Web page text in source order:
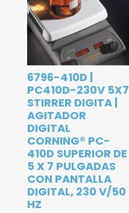
6796-410D |
PC410D-230V 5X7
STIRRER DIGITA |
AGITADOR
DIGITAL
CORNING® PC-
410D SUPERIOR DE
5 X 7 PULGADAS
CON PANTALLA
DIGITAL, 230 V/50
HZ